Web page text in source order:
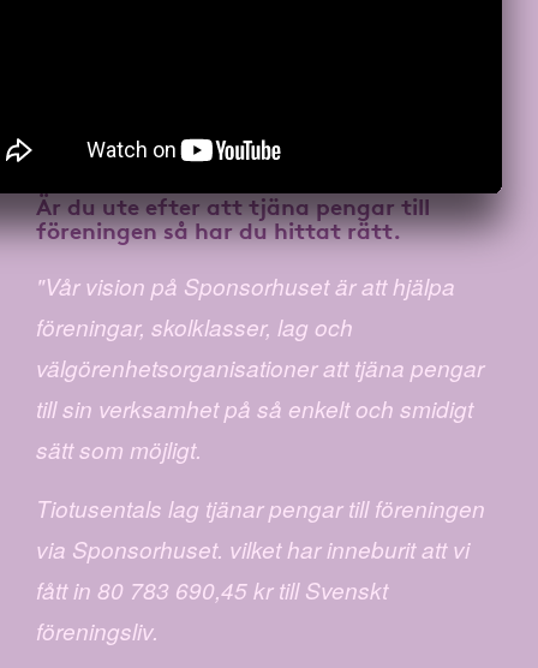
Är du ute efter atttjäna pengar till
föreningenså har du hittat rätt.
"Vår vision på Sponsorhuset är att hjälpa
föreningar, skolklasser, lag och
välgörenhetsorganisationer att tjäna pengar
till sin verksamhet på så enkelt och smidigt
sätt som möjligt.
Tiotusentals lag tjänar pengar till föreningen
via Sponsorhuset. vilket har inneburit att vi
fått in 80 783 690,45 kr till Svenskt
föreningsliv.